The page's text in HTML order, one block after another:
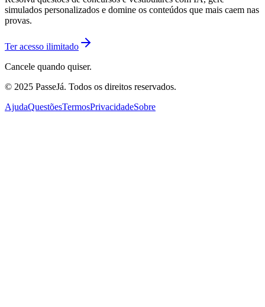
simulados personalizados e domine os conteúdos que mais caem nas
provas.
Ter acesso ilimitado
Cancele quando quiser.
© 2025 PasseJá. Todos os direitos reservados.
AjudaQuestõesTermosPrivacidadeSobre